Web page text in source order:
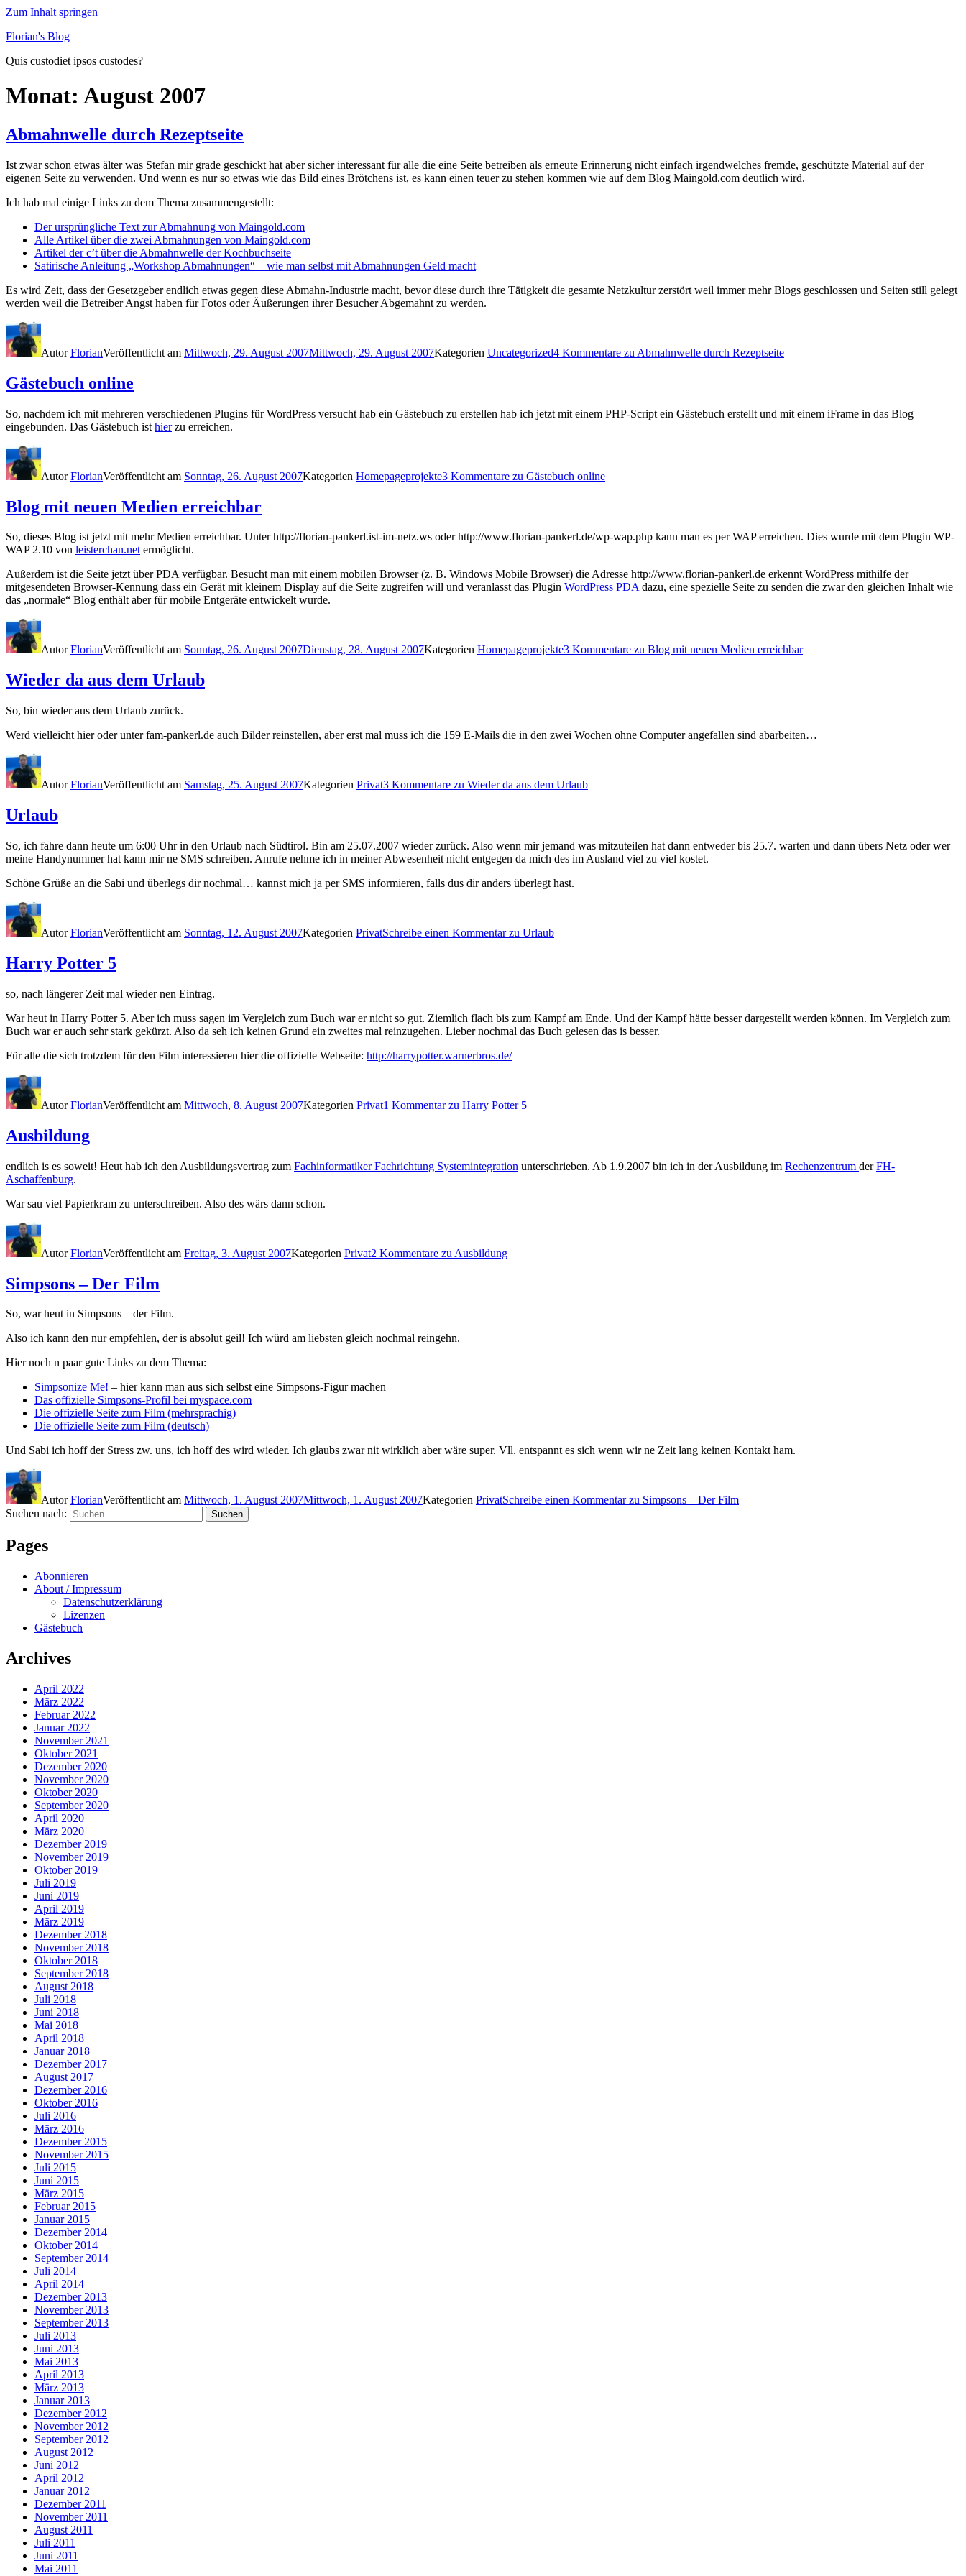
Zum Inhalt springen
Florian's Blog
Quis custodiet ipsos custodes?
Monat: August 2007
Abmahnwelle durch Rezeptseite
Ist zwar schon etwas älter was Stefan mir grade geschickt hat aber sicher interessant für alle die eine Seite betreiben als erneute Erinnerung nicht einfach irgendwelches fremde, geschützte Material auf der
eigenen Seite zu verwenden. Und wenn es nur so etwas wie das Bild eines Brötchens ist, es kann einen teuer zu stehen kommen wie auf dem Blog Maingold.com deutlich wird.
Ich hab mal einige Links zu dem Thema zusammengestellt:
Der ursprüngliche Text zur Abmahnung von Maingold.com
Alle Artikel über die zwei Abmahnungen von Maingold.com
Artikel der c’t über die Abmahnwelle der Kochbuchseite
Satirische Anleitung „Workshop Abmahnungen“ – wie man selbst mit Abmahnungen Geld macht
Es wird Zeit, dass der Gesetzgeber endlich etwas gegen diese Abmahn-Industrie macht, bevor diese durch ihre Tätigkeit die gesamte Netzkultur zerstört weil immer mehr Blogs geschlossen und Seiten still gelegt
werden weil die Betreiber Angst haben für Fotos oder Äußerungen ihrer Besucher Abgemahnt zu werden.
AutorFlorianVeröffentlicht am Mittwoch, 29. August 2007Mittwoch, 29. August 2007Kategorien Uncategorized4 Kommentare zu Abmahnwelle durch Rezeptseite
Gästebuch online
So, nachdem ich mit mehreren verschiedenen Plugins für WordPress versucht hab ein Gästebuch zu erstellen hab ich jetzt mit einem PHP-Script ein Gästebuch erstellt und mit einem iFrame in das Blog
eingebunden. Das Gästebuch ist hierzu erreichen.
AutorFlorianVeröffentlicht am Sonntag, 26. August 2007Kategorien Homepageprojekte3 Kommentare zu Gästebuch online
Blog mit neuen Medien erreichbar
So, dieses Blog ist jetzt mit mehr Medien erreichbar. Unter http://florian-pankerl.ist-im-netz.ws oder http://www.florian-pankerl.de/wp-wap.php kann man es per WAP erreichen. Dies wurde mit dem Plugin WP-
WAP 2.10 von leisterchan.netermöglicht.
Außerdem ist die Seite jetzt über PDA verfügbar. Besucht man mit einem mobilen Browser (z. B. Windows Mobile Browser) die Adresse http://www.florian-pankerl.de erkennt WordPress mithilfe der
mitgesendeten Browser-Kennung dass ein Gerät mit kleinem Display auf die Seite zugreifen will und veranlasst das Plugin WordPress PDAdazu, eine spezielle Seite zu senden die zwar den gleichen Inhalt wie
das „normale“ Blog enthält aber für mobile Entgeräte entwickelt wurde.
AutorFlorianVeröffentlicht am Sonntag, 26. August 2007Dienstag, 28. August 2007Kategorien Homepageprojekte3 Kommentare zu Blog mit neuen Medien erreichbar
Wieder da aus dem Urlaub
So, bin wieder aus dem Urlaub zurück.
Werd vielleicht hier oder unter fam-pankerl.de auch Bilder reinstellen, aber erst mal muss ich die 159 E-Mails die in den zwei Wochen ohne Computer angefallen sind abarbeiten…
AutorFlorianVeröffentlicht am Samstag, 25. August 2007Kategorien Privat3 Kommentare zu Wieder da aus dem Urlaub
Urlaub
So, ich fahre dann heute um 6:00 Uhr in den Urlaub nach Südtirol. Bin am 25.07.2007 wieder zurück. Also wenn mir jemand was mitzuteilen hat dann entweder bis 25.7. warten und dann übers Netz oder wer
meine Handynummer hat kann mir ne SMS schreiben. Anrufe nehme ich in meiner Abwesenheit nicht entgegen da mich des im Ausland viel zu viel kostet.
Schöne Grüße an die Sabi und überlegs dir nochmal… kannst mich ja per SMS informieren, falls dus dir anders überlegt hast.
AutorFlorianVeröffentlicht am Sonntag, 12. August 2007Kategorien PrivatSchreibe einen Kommentarzu Urlaub
Harry Potter 5
so, nach längerer Zeit mal wieder nen Eintrag.
War heut in Harry Potter 5. Aber ich muss sagen im Vergleich zum Buch war er nicht so gut. Ziemlich flach bis zum Kampf am Ende. Und der Kampf hätte besser dargestellt werden können. Im Vergleich zum
Buch war er auch sehr stark gekürzt. Also da seh ich keinen Grund ein zweites mal reinzugehen. Lieber nochmal das Buch gelesen das is besser.
Für alle die sich trotzdem für den Film interessieren hier die offizielle Webseite: http://harrypotter.warnerbros.de/
AutorFlorianVeröffentlicht am Mittwoch, 8. August 2007Kategorien Privat1 Kommentarzu Harry Potter 5
Ausbildung
endlich is es soweit! Heut hab ich den Ausbildungsvertrag zum Fachinformatiker Fachrichtung Systemintegration unterschrieben. Ab 1.9.2007 bin ich in der Ausbildung im Rechenzentrum derFH-
Aschaffenburg.
War sau viel Papierkram zu unterschreiben. Also des wärs dann schon.
AutorFlorianVeröffentlicht am Freitag, 3. August 2007Kategorien Privat2 Kommentare zu Ausbildung
Simpsons – Der Film
So, war heut in Simpsons – der Film.
Also ich kann den nur empfehlen, der is absolut geil! Ich würd am liebsten gleich nochmal reingehn.
Hier noch n paar gute Links zu dem Thema:
Simpsonize Me! – hier kann man aus sich selbst eine Simpsons-Figur machen
Das offizielle Simpsons-Profil bei myspace.com
Die offizielle Seite zum Film (mehrsprachig)
Die offizielle Seite zum Film (deutsch)
Und Sabi ich hoff der Stress zw. uns, ich hoff des wird wieder. Ich glaubs zwar nit wirklich aber wäre super. Vll. entspannt es sich wenn wir ne Zeit lang keinen Kontakt ham.
AutorFlorianVeröffentlicht am Mittwoch, 1. August 2007Mittwoch, 1. August 2007Kategorien PrivatSchreibe einen Kommentarzu Simpsons – Der Film
Suchen nach:
Suchen
Pages
Abonnieren
About / Impressum
Datenschutzerklärung
Lizenzen
Gästebuch
Archives
April 2022
März 2022
Februar 2022
Januar 2022
November 2021
Oktober 2021
Dezember 2020
November 2020
Oktober 2020
September 2020
April 2020
März 2020
Dezember 2019
November 2019
Oktober 2019
Juli 2019
Juni 2019
April 2019
März 2019
Dezember 2018
November 2018
Oktober 2018
September 2018
August 2018
Juli 2018
Juni 2018
Mai 2018
April 2018
Januar 2018
Dezember 2017
August 2017
Dezember 2016
Oktober 2016
Juli 2016
März 2016
Dezember 2015
November 2015
Juli 2015
Juni 2015
März 2015
Februar 2015
Januar 2015
Dezember 2014
Oktober 2014
September 2014
Juli 2014
April 2014
Dezember 2013
November 2013
September 2013
Juli 2013
Juni 2013
Mai 2013
April 2013
März 2013
Januar 2013
Dezember 2012
November 2012
September 2012
August 2012
Juni 2012
April 2012
Januar 2012
Dezember 2011
November 2011
August 2011
Juli 2011
Juni 2011
Mai 2011